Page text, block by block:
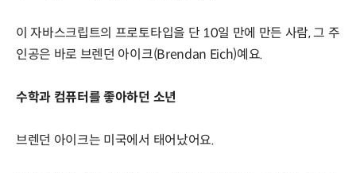
이 자바스크립트의 프로토타입을 단 10일 만에 만든 사람, 그 주
인공은 바로 브렌던 아이크(Brendan Eich)예요.
수학과 컴퓨터를 좋아하던 소년
브렌던 아이크는 미국에서 태어났어요.